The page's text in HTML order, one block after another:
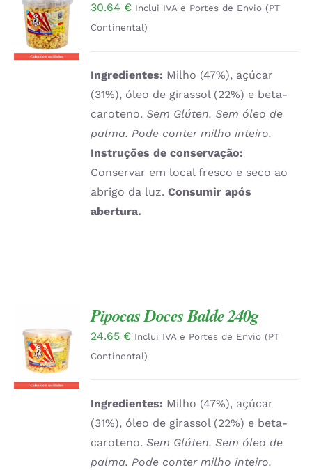
ADICIONAR
/
DETALHES
30.64 € Inclui IVA e Portes de Envio (PT
Continental)
Ingredientes: Milho (47%), açúcar
(31%), óleo de girassol (22%) e beta-
caroteno.Sem Glúten. Sem óleo de
palma. Pode conter milho inteiro.
Instruções de conservação:
Conservar em local fresco e seco ao
abrigo da luz.Consumir após
abertura.
ADICIONAR
/
DETALHES
Pipocas Doces Balde 240g
24.65 € Inclui IVA e Portes de Envio (PT
Continental)
Ingredientes: Milho (47%), açúcar
(31%), óleo de girassol (22%) e beta-
caroteno.Sem Glúten. Sem óleo de
palma. Pode conter milho inteiro.